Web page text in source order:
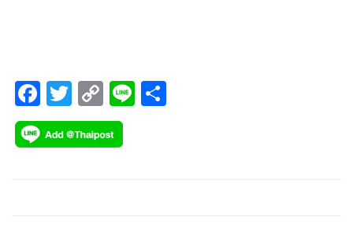
F
ac
e
T
wi
tt
C
o
p
Li